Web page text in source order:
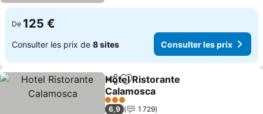
De 125 €
Consulter les prix de 8 sites Consulter les prix
PartagerAjouter à mes favoris
Hotel Ristorante
Calamosca
3 Étoiles
6,9
1 729